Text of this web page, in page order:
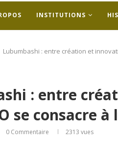
INSTITUTIONS
Lubumbashi : entre création et
: entre
se consacre
0 Commentaire 2313 vues